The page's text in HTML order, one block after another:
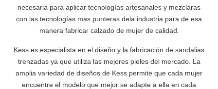
necesaria para aplicar tecnologías artesanales y mezclaras
con las tecnologías mas punteras dela industria para de esa
manera fabricar calzado de mujer de calidad.
Kess es especialista en el diseño y la fabricación de sandalias
trenzadas ya que utiliza las mejores pieles del mercado. La
amplia variedad de diseños de Kess permite que cada mujer
encuentre el modelo que mejor se adapte a ella en cada